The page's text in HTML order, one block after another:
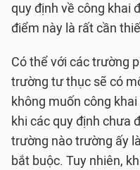
quy định về công khai
điểm này là rất cần
Có thể với các trường
trường tư thục sẽ có
không muốn công
khi các quy định chưa
trường nào trường ấy
bắt buộc. Tuy nhiên,